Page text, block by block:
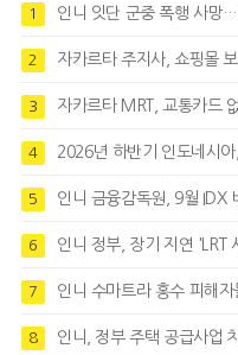
1 인니 잇단 군중 폭행 사망
2 자카르타 주지사, 쇼핑몰
3 자카르타 MRT, 교통카드
4 2026년 하반기 인도네시
5 인니 금융감독원, 9월 IDX
6 인니 정부, 장기 지연 'LRT
7 인니 수마트라 홍수 피해자
8 인니, 정부 주택 공급사업